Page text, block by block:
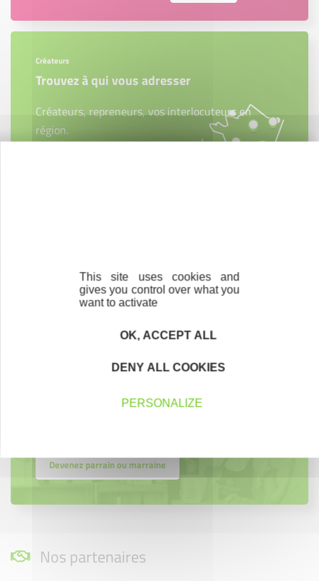
Créateurs
Trouvez à qui vous adresser
Créateurs, repreneurs, vos interlocuteurs en
région.
projet entrepreneurial
Vous souhaitez aider de jeunes
Devenez parrain ou marraine
Nos partenaires
This site uses cookies and
gives you control over what you
want to activate
OK, ACCEPT ALL
DENY ALL COOKIES
PERSONALIZE